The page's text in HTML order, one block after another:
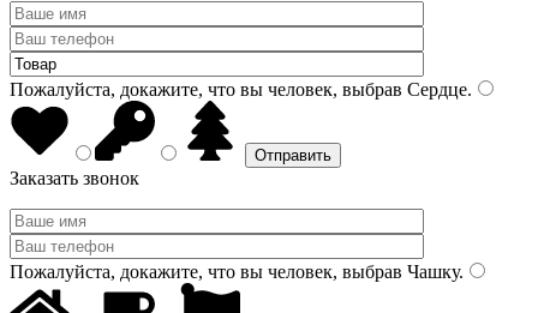
Пожалуйста, докажите, что вы человек, выбрав Сердце.
Заказать звонок
Пожалуйста, докажите, что вы человек, выбрав Чашку.